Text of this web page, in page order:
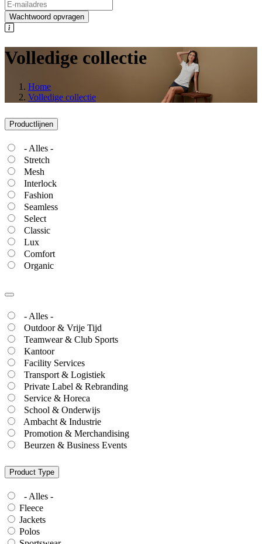
Wachtwoord opvragen
Volledige collectie
Home
Volledige collectie
Productlijnen
- Alles -
Stretch
Mesh
Interlock
Fashion
Seamless
Select
Classic
Lux
Comfort
Organic
- Alles -
Outdoor & Vrije Tijd
Teamwear & Club Sports
Kantoor
Facility Services
Transport & Logistiek
Private Label & Rebranding
Service & Horeca
School & Onderwijs
Ambacht & Industrie
Promotion & Merchandising
Beurzen & Business Events
Product Type
- Alles -
Fleece
Jackets
Polos